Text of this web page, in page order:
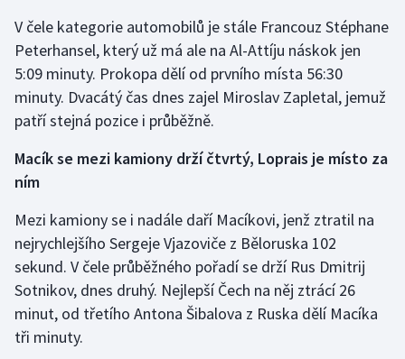
Veslování
Vodní slalom
Ostatní
V čele kategorie automobilů je stále Francouz Stéphane
Peterhansel, který už má ale na Al-Attíju náskok jen
5:09 minuty. Prokopa dělí od prvního místa 56:30
minuty. Dvacátý čas dnes zajel Miroslav Zapletal, jemuž
patří stejná pozice i průběžně.
Macík se mezi kamiony drží čtvrtý, Loprais je místo za
ním
Mezi kamiony se i nadále daří Macíkovi, jenž ztratil na
nejrychlejšího Sergeje Vjazoviče z Běloruska 102
sekund. V čele průběžného pořadí se drží Rus Dmitrij
Sotnikov, dnes druhý. Nejlepší Čech na něj ztrácí 26
minut, od třetího Antona Šibalova z Ruska dělí Macíka
tři minuty.